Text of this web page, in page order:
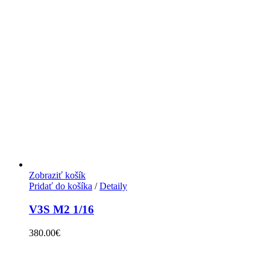
Zobraziť košík
Pridať do košíka / Detaily
V3S M2 1/16
380.00€